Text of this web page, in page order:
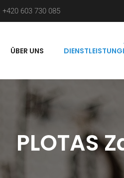
+420 603 730 085
ÜBER UNS
PLOTAS